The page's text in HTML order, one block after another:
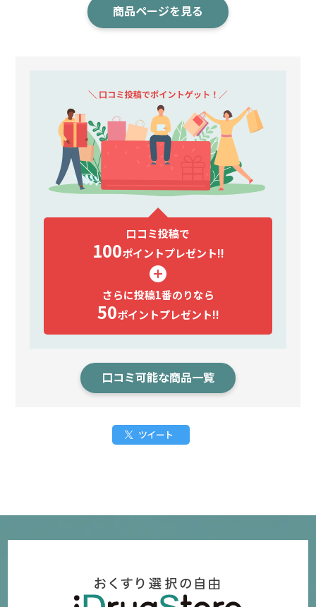
商品ページを見る
口コミ投稿で
100ポイントプレゼント!!
さらに投稿1番のりなら
50ポイントプレゼント!!
口コミ可能な商品一覧
ツイート